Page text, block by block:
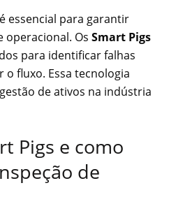
essencial para garantir
operacional. Os Smart Pigs
para identificar falhas
fluxo. Essa tecnologia
de ativos na indústria
Pigs e como
de